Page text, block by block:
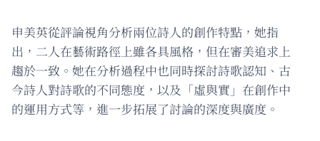
申美英從評論視角分析兩位詩人的創作特點，她指
出，二人在藝術路徑上雖各具風格，但在審美追求上
趨於一致。她在分析過程中也同時探討詩歌認知、古
今詩人對詩歌的不同態度，以及「虛與實」在創作中
的運用方式等，進一步拓展了討論的深度與廣度。